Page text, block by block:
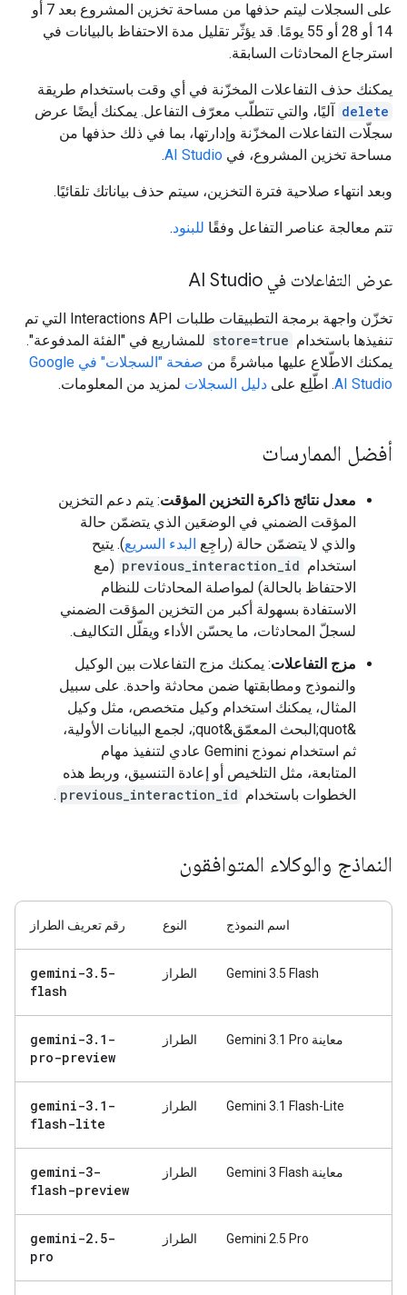
على السجلات ليتم حذفها من مساحة تخزين المشروع بعد 7 أو
14 أو 28 أو 55 يومًا. قد يؤثّر تقليل مدة الاحتفاظ بالبيانات في
استرجاع المحادثات السابقة.
يمكنك حذف التفاعلات المخزّنة في أي وقت باستخدام طريقة
delete آليًا، والتي تتطلّب معرّف التفاعل. يمكنك أيضًا عرض
سجلّات التفاعلات المخزّنة وإدارتها، بما في ذلك حذفها من
مساحة تخزين المشروع، في AI Studio
.
وبعد انتهاء صلاحية فترة التخزين، سيتم حذف بياناتك تلقائيًا.
تتم معالجة عناصر التفاعل وفقًا للبنود.
عرض التفاعلات في AI Studio
تخزّن واجهة برمجة التطبيقات طلبات Interactions API التي تم
تنفيذها باستخدام store=true للمشاريع في "الفئة المدفوعة".
يمكنك الاطّلاع عليها مباشرةً من
صفحة "السجلات" في Google
AI Studio. اطّلِع على دليل السجلات لمزيد من المعلومات.
أفضل الممارسات
معدل نتائج ذاكرة التخزين المؤقت: يتم دعم التخزين
المؤقت الضمني في الوضعَين الذي يتضمّن حالة
والذي لا يتضمّن حالة (راجِع البدء السريع). يتيح
استخدام previous_interaction_id (مع
الاحتفاظ بالحالة) لمواصلة المحادثات للنظام
الاستفادة بسهولة أكبر من التخزين المؤقت الضمني
لسجلّ المحادثات، ما يحسّن الأداء ويقلّل التكاليف.
مزج التفاعلات: يمكنك مزج التفاعلات بين الوكيل
والنموذج ومطابقتها ضمن محادثة واحدة. على سبيل
المثال، يمكنك استخدام وكيل متخصص، مثل وكيل
&quot;البحث المعمّق&quot;، لجمع البيانات الأولية،
ثم استخدام نموذج Gemini عادي لتنفيذ مهام
المتابعة، مثل التلخيص أو إعادة التنسيق، وربط هذه
الخطوات باستخدام previous_interaction_id
.
النماذج والوكلاء المتوافقون
اسم النموذج النوع رقم تعريف الطراز
Gemini 3.5 Flash الطراز gemini-3. 5-
flash
معاينة Gemini 3.1 Pro الطراز gemini-3. 1-
pro-preview
Gemini 3.1 Flash-Lite الطراز gemini-3. 1-
flash-lite
معاينة Gemini 3 Flash الطراز
gemini-3-
flash-preview
Gemini 2.5 Pro الطراز gemini-2. 5-
pro